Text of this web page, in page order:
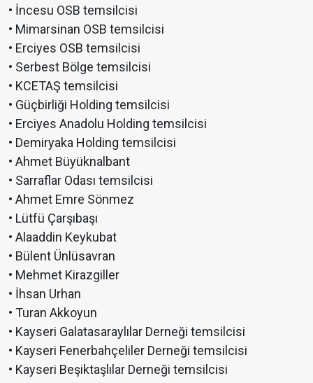
• İncesu OSB temsilcisi
• Mimarsinan OSB temsilcisi
• Erciyes OSB temsilcisi
• Serbest Bölge temsilcisi
• KCETAŞ temsilcisi
• Güçbirliği Holding temsilcisi
• Erciyes Anadolu Holding temsilcisi
• Demiryaka Holding temsilcisi
• Ahmet Büyüknalbant
• Sarraflar Odası temsilcisi
• Ahmet Emre Sönmez
• Lütfü Çarşıbaşı
• Alaaddin Keykubat
• Bülent Ünlüsavran
• Mehmet Kirazgiller
• İhsan Urhan
• Turan Akkoyun
• Kayseri Galatasaraylılar Derneği temsilcisi
• Kayseri Fenerbahçeliler Derneği temsilcisi
• Kayseri Beşiktaşlılar Derneği temsilcisi